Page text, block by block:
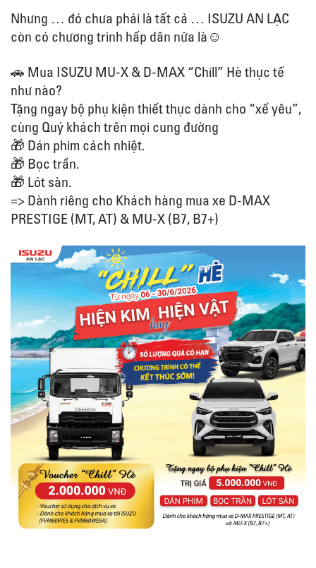
Nhưng … đó chưa phải là tất cả … ISUZU AN LẠC
còn có chương trình hấp dân nữa là☺
🚗 Mua ISUZU MU-X & D-MAX “Chill” Hè thực tế
như nào?
Tặng ngay bộ phụ kiện thiết thực dành cho “xế yêu”,
cùng Quý khách trên mọi cung đường
🎁 Dán phim cách nhiệt.
🎁 Bọc trần.
🎁 Lót sàn.
=> Dành riêng cho Khách hàng mua xe D-MAX
PRESTIGE (MT, AT) & MU-X (B7, B7+)